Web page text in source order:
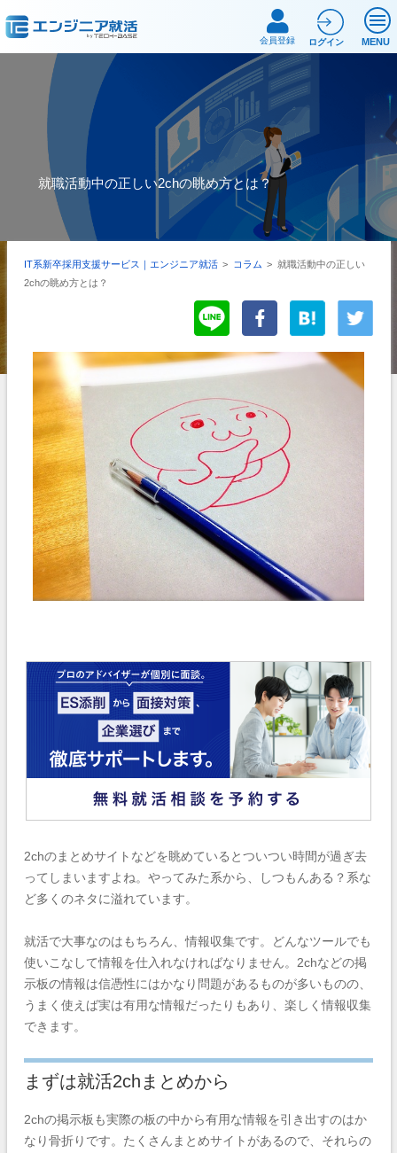
MENU
会員登録 ログイン
就職活動中の正しい2chの眺め方とは？
IT系新卒採用支援サービス｜エンジニア就活 > コラム > 就職活動中の正しい
2chの眺め方とは？
2chのまとめサイトなどを眺めているとついつい時間が過ぎ去
ってしまいますよね。やってみた系から、しつもんある？系な
ど多くのネタに溢れています。
就活で大事なのはもちろん、情報収集です。どんなツールでも
使いこなして情報を仕入れなければなりません。2chなどの掲
示板の情報は信憑性にはかなり問題があるものが多いものの、
うまく使えば実は有用な情報だったりもあり、楽しく情報収集
できます。
まずは就活2chまとめから
2chの掲示板も実際の板の中から有用な情報を引き出すのはか
なり骨折りです。たくさんまとめサイトがあるので、それらの